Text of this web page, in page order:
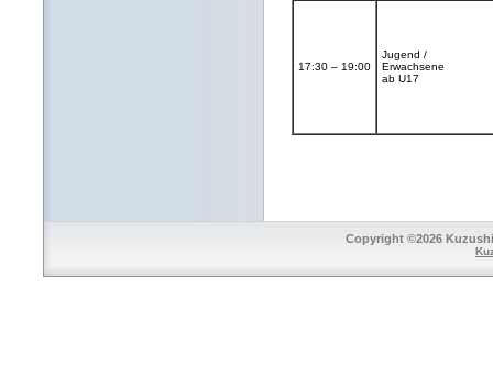
17:30 – 19:00
Jugend /
Erwachsene
ab U17
Copyright ©2026